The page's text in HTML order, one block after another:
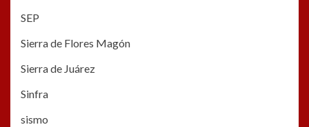
SEP
Sierra de Flores Magón
Sierra de Juárez
Sinfra
sismo